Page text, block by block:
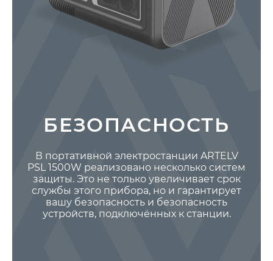
БЕЗОПАСНОСТЬ
В портативной электростанции ARTELV
PSL 1500W реализовано несколько систем
защиты. Это не только увеличивает срок
службы этого прибора, но и гарантирует
вашу безопасность и безопасность
устройств, подключённых к станции.